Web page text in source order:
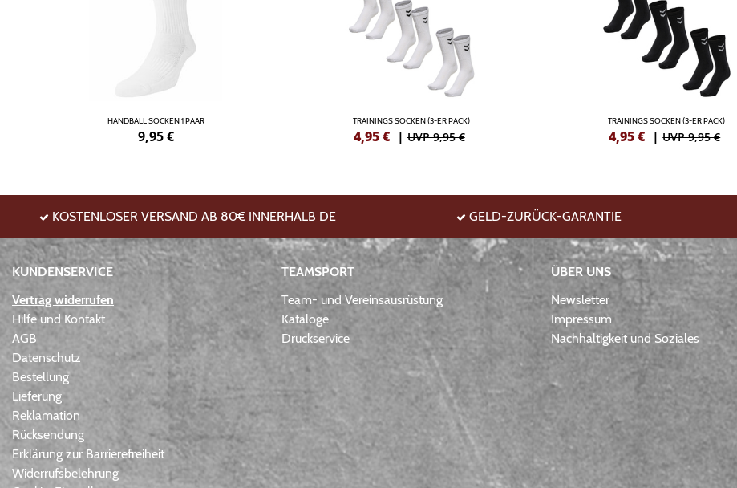
HANDBALL SOCKEN 1 PAAR
9,95€
TRAININGS SOCKEN (3-ER PACK)
4,95€ |UVP 9,95 €
TRAININGS SOCKEN (3-ER PACK)
4,95€ |UVP 9,95 €
KOSTENLOSER VERSAND AB 80€ INNERHALB DE GELD-ZURÜCK-GARANTIE
KUNDENSERVICE
Vertrag widerrufen
Hilfe und Kontakt
AGB
Datenschutz
Bestellung
Lieferung
Reklamation
Rücksendung
Erklärung zur Barrierefreiheit
Widerrufsbelehrung
TEAMSPORT
Team- und Vereinsausrüstung
Kataloge
Druckservice
ÜBER UNS
Newsletter
Impressum
Nachhaltigkeit und Soziales